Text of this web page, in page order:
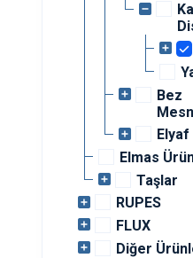
Bez
Elyaf
Elmas
Taşlar
RUPES
FLUX
Diğer